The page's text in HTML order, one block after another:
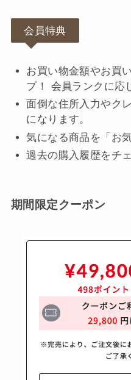
会員特典
お買い物金額やお買
プ！ 会員ランクに応
面倒な住所入力やク
になります。
気になる商品を「お
過去の購入履歴をチ
期間限定クーポン